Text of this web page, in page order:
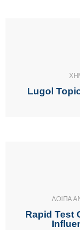
Lugol
ΛΟΙΠΑ
Rapid Test